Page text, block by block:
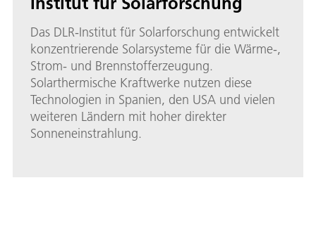
Das DLR-Institut für Solarforschung entwickelt
konzentrierende Solarsysteme für die Wärme-,
Strom- und Brennstofferzeugung.
Solarthermische Kraftwerke nutzen diese
Technologien in Spanien, den USA und vielen
weiteren Ländern mit hoher direkter
Sonneneinstrahlung.